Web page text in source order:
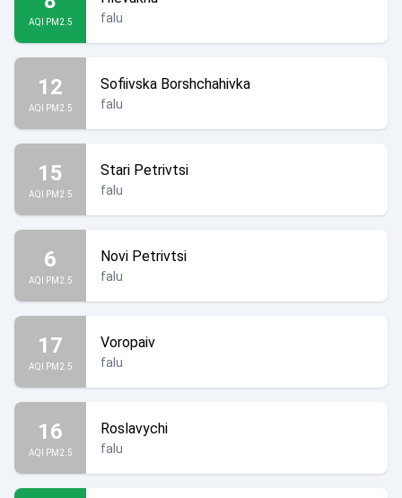
AQI PM2.5 falu
12
AQI PM2.5
Sofiivska Borshchahivka
falu
15
AQI PM2.5
Stari Petrivtsi
falu
6
AQI PM2.5
Novi Petrivtsi
falu
17
AQI PM2.5
Voropaiv
falu
16
AQI PM2.5
Roslavychi
falu